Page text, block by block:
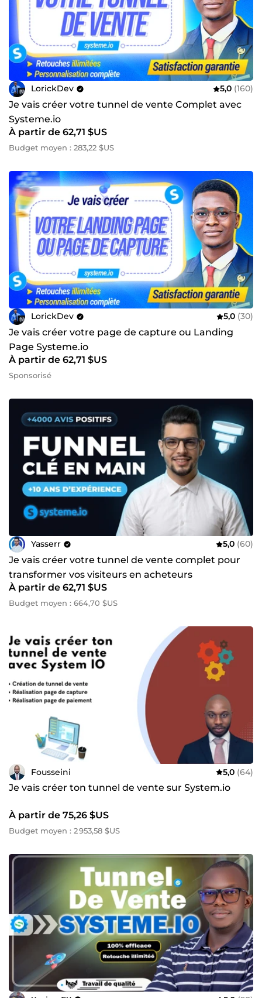
LorickDev 5,0 (160)
Je vais créer votre tunnel de vente Complet avec
Systeme.io
À partir de 62,71 $US
Budget moyen : 283,22 $US
LorickDev 5,0 (30)
Je vais créer votre page de capture ou Landing
Page Systeme.io
À partir de 62,71 $US
Sponsorisé
Yasserr 5,0 (60)
Je vais créer votre tunnel de vente complet pour
transformer vos visiteurs en acheteurs
À partir de 62,71 $US
Budget moyen : 664,70 $US
Fousseini 5,0 (64)
Je vais créer ton tunnel de vente sur System.io
À partir de 75,26 $US
Budget moyen : 2 953,58 $US